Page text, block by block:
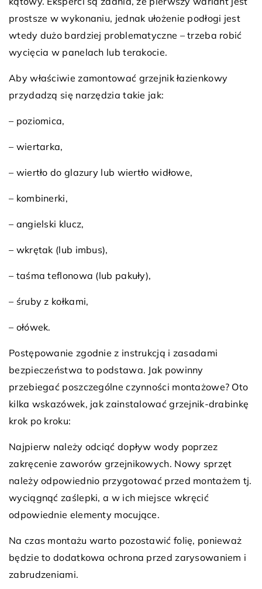
prostsze w wykonaniu, jednak ułożenie podłogi jest
wtedy dużo bardziej problematyczne – trzeba robić
wycięcia w panelach lub terakocie.
Aby właściwie zamontować grzejnik łazienkowy
przydadzą się narzędzia takie jak:
– poziomica,
– wiertarka,
– wiertło do glazury lub wiertło widłowe,
– kombinerki,
– angielski klucz,
– wkrętak (lub imbus),
– taśma teflonowa (lub pakuły),
– śruby z kołkami,
– ołówek.
Postępowanie zgodnie z instrukcją i zasadami
bezpieczeństwa to podstawa. Jak powinny
przebiegać poszczególne czynności montażowe? Oto
kilka wskazówek, jak zainstalować grzejnik-drabinkę
krok po kroku:
Najpierw należy odciąć dopływ wody poprzez
zakręcenie zaworów grzejnikowych. Nowy sprzęt
należy odpowiednio przygotować przed montażem tj.
wyciągnąć zaślepki, a w ich miejsce wkręcić
odpowiednie elementy mocujące.
Na czas montażu warto pozostawić folię, ponieważ
będzie to dodatkowa ochrona przed zarysowaniem i
zabrudzeniami.